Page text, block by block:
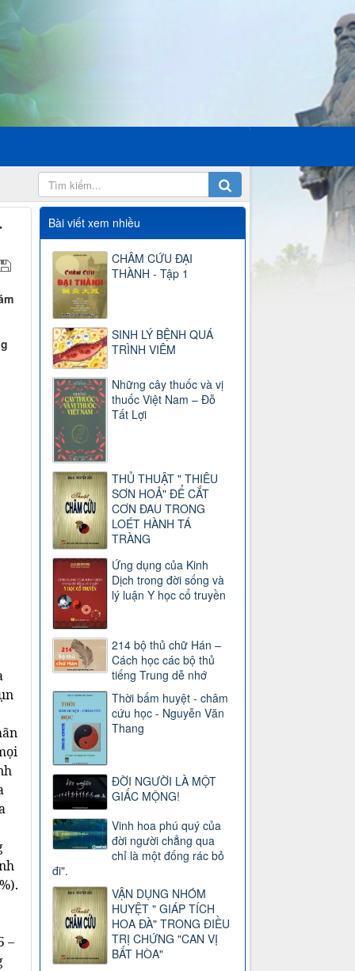
–
Bài viết xem nhiều
CHÂM CỨU ĐẠI
THÀNH - Tập 1
SINH LÝ BỆNH QUÁ
TRÌNH VIÊM
Những cây thuốc và vị
thuốc Việt Nam – Đỗ
Tất Lợi
THỦ THUẬT " THIÊU
SƠN HOẢ" ĐỂ CẮT
CƠN ĐAU TRONG
LOÉT HÀNH TÁ
TRÀNG
Ứng dụng của Kinh
Dịch trong đời sống và
lý luận Y học cổ truyền
214 bộ thủ chữ Hán –
Cách học các bộ thủ
tiếng Trung dễ nhớ
Thời bấm huyệt - châm
cứu học - Nguyễn Văn
Thang
ĐỜI NGƯỜI LÀ MỘT
GIẤC MỘNG!
Vinh hoa phú quý của
đời người chẳng qua
chỉ là một đống rác bỏ
đi".
VẬN DỤNG NHÓM
HUYỆT " GIÁP TÍCH
HOA ĐÀ" TRONG ĐIỀU
TRỊ CHỨNG "CAN VỊ
BẤT HÒA"